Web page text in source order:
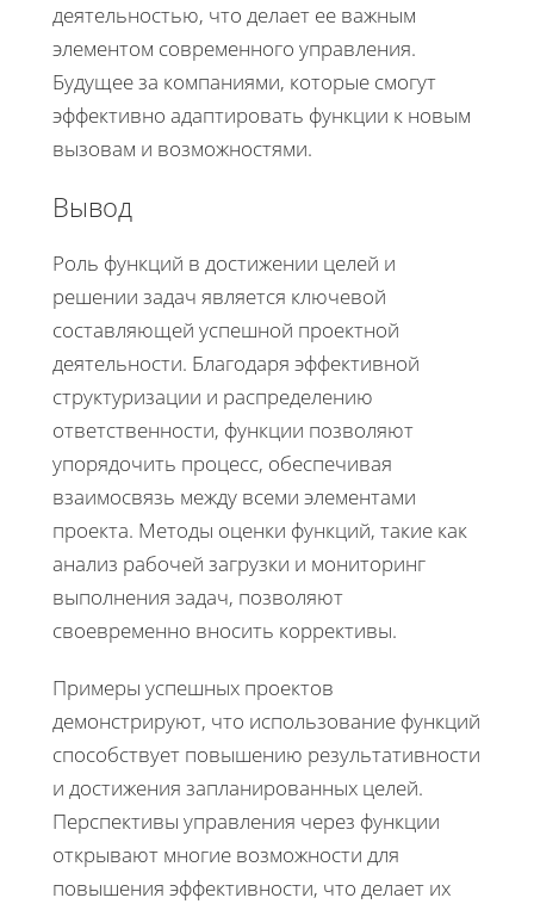
деятельностью, что делает ее важным
элементом современного управления.
Будущее за компаниями, которые смогут
эффективно адаптировать функции к новым
вызовам и возможностями.
Вывод
Роль функций в достижении целей и
решении задач является ключевой
составляющей успешной проектной
деятельности. Благодаря эффективной
структуризации и распределению
ответственности, функции позволяют
упорядочить процесс, обеспечивая
взаимосвязь между всеми элементами
проекта. Методы оценки функций, такие как
анализ рабочей загрузки и мониторинг
выполнения задач, позволяют
своевременно вносить коррективы.
Примеры успешных проектов
демонстрируют, что использование функций
способствует повышению результативности
и достижения запланированных целей.
Перспективы управления через функции
открывают многие возможности для
повышения эффективности, что делает их